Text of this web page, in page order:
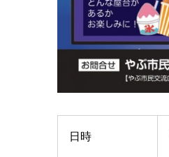
日時